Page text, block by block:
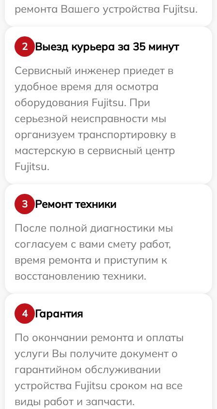
ремонта Вашего устройства Fujitsu.
2
Выезд курьера за 35 минут
Сервисный инженер приедет в
удобное время для осмотра
оборудования Fujitsu. При
серьезной неисправности мы
организуем транспортировку в
мастерскую в сервисный центр
Fujitsu.
3
Ремонт техники
После полной диагностики мы
согласуем с вами смету работ,
время ремонта и приступим к
восстановлению техники.
4
Гарантия
По окончании ремонта и оплаты
услуги Вы получите документ о
гарантийном обслуживании
устройства Fujitsu сроком на все
виды работ и запчасти.